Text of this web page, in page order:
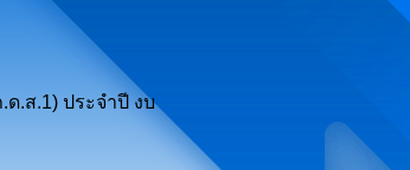
.ส.1) ประจำปี งบ